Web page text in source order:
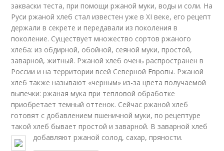
закваски теста, при помощи ржаной муки, воды и соли. На
Руси ржаной хлеб стал известен уже в XI веке, его рецепт
держали в секрете и передавали из поколения в
поколение. Существует множество сортов ржаного
хлеба: из обдирной, обойной, сеяной муки, простой,
заварной, житный. Ржаной хлеб очень распространен в
России и на территории всей Северной Европы. Ржаной
хлеб также называют «черным» из-за цвета получаемой
выпечки: ржаная мука при тепловой обработке
приобретает темный оттенок. Сейчас ржаной хлеб
готовят с добавлением пшеничной муки, по рецептуре
такой хлеб бывает простой и заварной. В заварной хлеб
добавляют ржаной солод, сахар, пряности.